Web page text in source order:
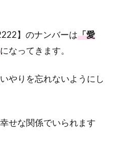
】のナンバーは「愛
になってきます。
やりを忘れないようにし
せな関係でいられます